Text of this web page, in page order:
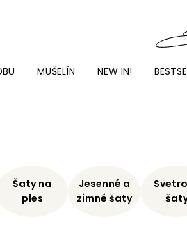
MUŠELÍN NEW IN!
Šaty na
ples
Jesenné a
zimné šaty